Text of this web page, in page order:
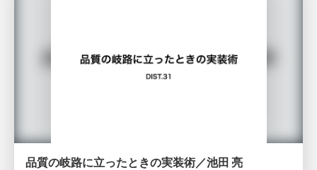
品質の岐路に立ったときの実装術／池田 亮